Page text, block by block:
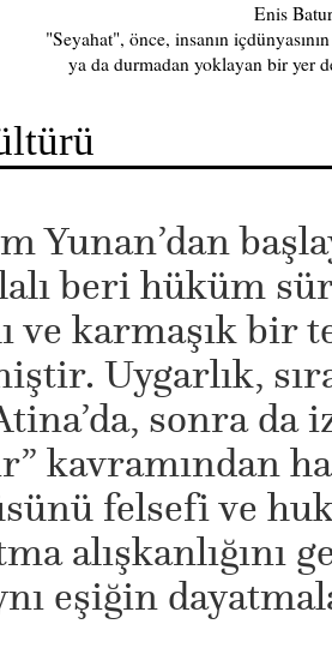
Enis
"Seyahat", önce, insanın
ya da durmadan yoklayan bir yer
Yunan’dan
beri hüküm
ve karmaşık bir
Uygarlık,
sonra da
kavramından
felsefi ve
alışkanlığını
eşiğin